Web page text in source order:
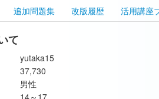
追加問題集 改版履歴 活用講座
て
yutaka15
37,730
男性
14～17